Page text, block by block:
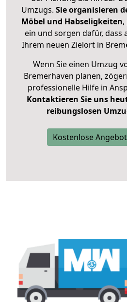
Umzugs. Sie organisieren
Möbel und Habseligkeiten
ein und sorgen dafür, dass
Ihrem neuen Zielort in
Wenn Sie einen Umzug
Bremerhaven planen,
professionelle Hilfe in
Kontaktieren Sie uns
reibungslosen
Kostenlose